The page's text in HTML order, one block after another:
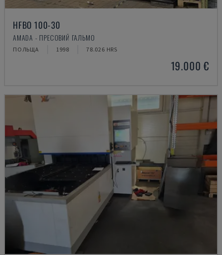
HFBO 100-30
AMADA - ПРЕСОВИЙ ГАЛЬМО
ПОЛЬЩА 1998 78.026 HRS
19.000 €